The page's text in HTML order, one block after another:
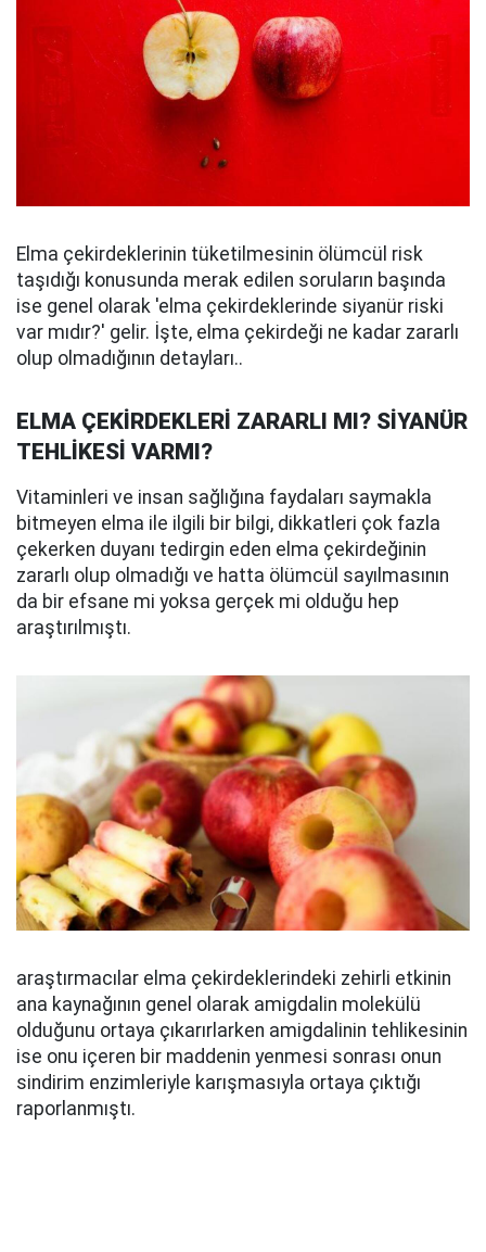
Elma çekirdeklerinin tüketilmesinin ölümcül risk
taşıdığı konusunda merak edilen soruların başında
ise genel olarak 'elma çekirdeklerinde siyanür riski
var mıdır?' gelir. İşte, elma çekirdeği ne kadar zararlı
olup olmadığının detayları..
ELMA ÇEKİRDEKLERİ ZARARLI MI? SİYANÜR
TEHLİKESİ VARMI?
Vitaminleri ve insan sağlığına faydaları saymakla
bitmeyen elma ile ilgili bir bilgi, dikkatleri çok fazla
çekerken duyanı tedirgin eden elma çekirdeğinin
zararlı olup olmadığı ve hatta ölümcül sayılmasının
da bir efsane mi yoksa gerçek mi olduğu hep
araştırılmıştı.
araştırmacılar elma çekirdeklerindeki zehirli etkinin
ana kaynağının genel olarak amigdalin molekülü
olduğunu ortaya çıkarırlarken amigdalinin tehlikesinin
ise onu içeren bir maddenin yenmesi sonrası onun
sindirim enzimleriyle karışmasıyla ortaya çıktığı
raporlanmıştı.